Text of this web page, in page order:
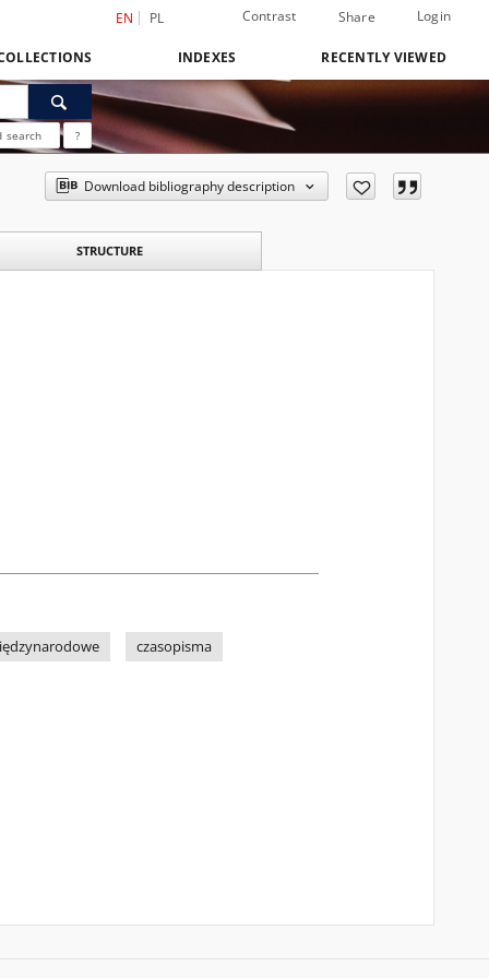
EN PL Contrast Share Login
INDEXES RECENTLY VIEWED
search ?
Download bibliography description
STRUCTURE
czasopisma